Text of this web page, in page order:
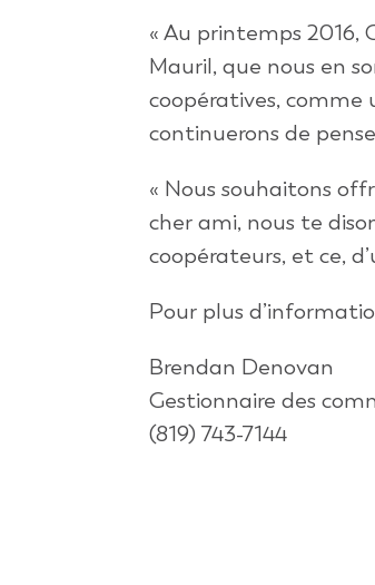
« Au printemps 2016,
Mauril, que nous en
coopératives, comme
continuerons de
« Nous souhaitons
cher ami, nous te
coopérateurs, et ce,
Pour plus
Brendan Denovan
Gestionnaire des
(819) 743-7144